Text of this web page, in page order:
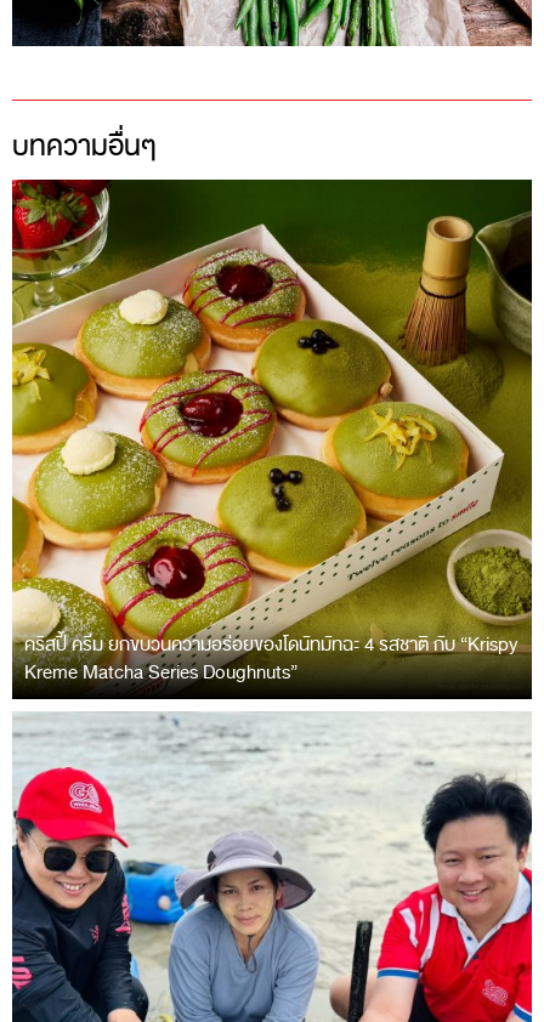
บทความอื่นๆ
คริสปี้ ครีม ยกขบวนความอร่อยของโดนัทมัทฉะ 4 รสชาติ กับ “Krispy
Kreme Matcha Series Doughnuts”